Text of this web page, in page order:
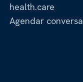
health.care
Agendar conversa